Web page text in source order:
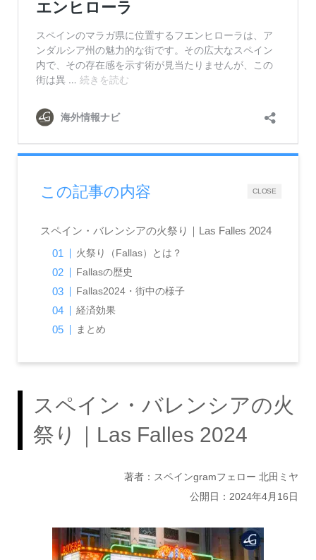
CLOSE
この記事の内容
スペイン・バレンシアの火祭り｜Las Falles 2024
火祭り（Fallas）とは？
Fallasの歴史
Fallas2024・街中の様子
経済効果
まとめ
スペイン・バレンシアの火
祭り｜Las Falles 2024
著者：スペインgramフェロー 北田ミヤ
公開日：2024年4月16日